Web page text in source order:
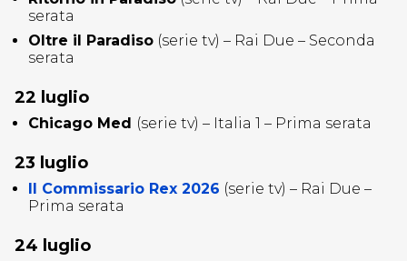
serata
Oltre il Paradiso (serie tv) – Rai Due – Seconda
serata
22 luglio
Chicago Med (serie tv) – Italia 1 – Prima serata
23 luglio
Il Commissario Rex 2026 (serie tv) – Rai Due –
Prima serata
24 luglio